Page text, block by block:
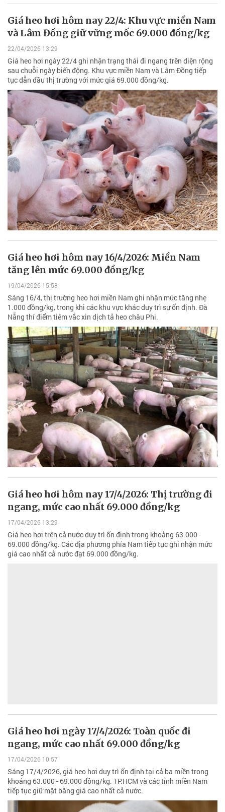
Giá heo hơi hôm nay 22/4: Khu vực miền Nam
và Lâm Đồng giữ vững mốc 69.000 đồng/kg
22/04/2026 13:29
Giá heo hơi ngày 22/4 ghi nhận trạng thái đi ngang trên diện rộng
sau chuỗi ngày biến động. Khu vực miền Nam và Lâm Đồng tiếp
tục dẫn đầu thị trường với mức giá 69.000 đồng/kg.
Giá heo hơi hôm nay 16/4/2026: Miền Nam
tăng lên mức 69.000 đồng/kg
19/04/2026 15:58
Sáng 16/4, thị trường heo hơi miền Nam ghi nhận mức tăng nhẹ
1.000 đồng/kg, trong khi các khu vực khác duy trì sự ổn định. Đà
Nẵng thí điểm tiêm vắc xin dịch tả heo châu Phi.
Giá heo hơi hôm nay 17/4/2026: Thị trường đi
ngang, mức cao nhất 69.000 đồng/kg
17/04/2026 13:29
Giá heo hơi trên cả nước duy trì ổn định trong khoảng 63.000 -
69.000 đồng/kg. Các địa phương phía Nam tiếp tục ghi nhận mức
giá cao nhất cả nước đạt 69.000 đồng/kg.
Giá heo hơi ngày 17/4/2026: Toàn quốc đi
ngang, mức cao nhất 69.000 đồng/kg
17/04/2026 10:57
Sáng 17/4/2026, giá heo hơi duy trì ổn định tại cả ba miền trong
khoảng 63.000 - 69.000 đồng/kg. TP.HCM và các tỉnh miền Nam
tiếp tục giữ mặt bằng giá cao nhất cả nước.